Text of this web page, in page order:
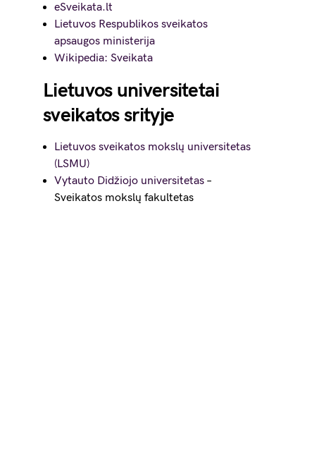
eSveikata.lt
Lietuvos Respublikos sveikatos
apsaugos ministerija
Wikipedia: Sveikata
Lietuvos universitetai
sveikatos srityje
Lietuvos sveikatos mokslų universitetas
(LSMU)
Vytauto Didžiojo universitetas –
Sveikatos mokslų fakultetas